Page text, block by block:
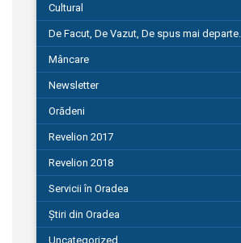
Cultural
De Facut, De Vazut, De spus mai departe…
580
Mâncare
Newsletter
Orădeni
Revelion 2017
Revelion 2018
Servicii în Oradea
Știri din Oradea
Uncategorized